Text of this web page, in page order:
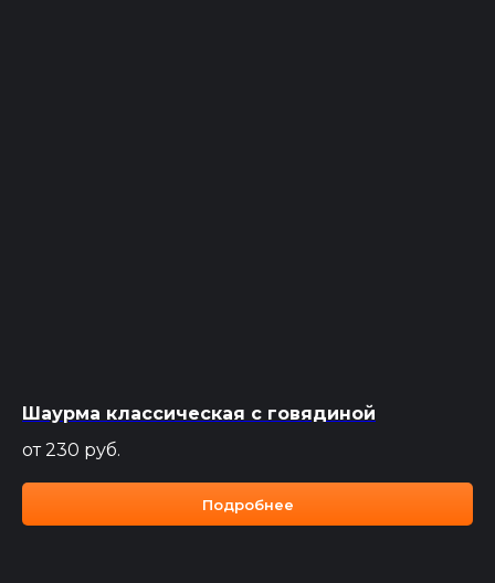
Шаурма классическая с говядиной
от 230 руб.
Подробнее